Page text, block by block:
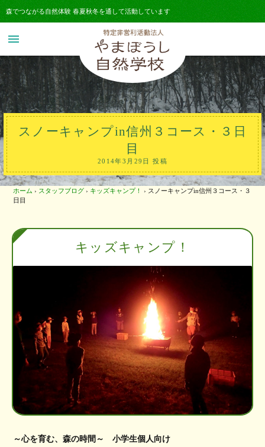
森でつながる自然体験 春夏秋冬を通して活動しています
menu
スノーキャンプin信州３コース・３日
目
2014年3月29日 投稿
ホーム › スタッフブログ › キッズキャンプ！ › スノーキャンプin信州３コース・３
日目
キッズキャンプ！
～心を育む、森の時間～ 小学生個人向け